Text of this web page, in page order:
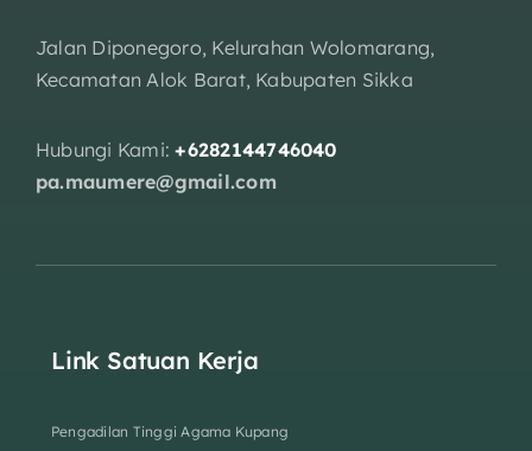
Jalan Diponegoro, Kelurahan Wolomarang,
Kecamatan Alok Barat, Kabupaten Sikka
Hubungi Kami:+6282144746040
pa.maumere@gmail.com
Link Satuan Kerja
Pengadilan Tinggi Agama Kupang